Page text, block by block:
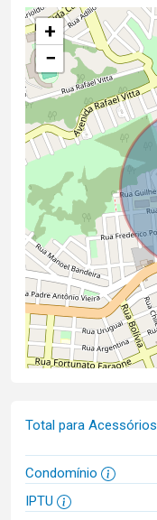
+
−
Total para Acessórios
Condomínio
IPTU